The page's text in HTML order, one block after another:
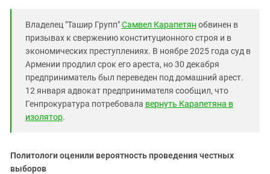
Владелец "Ташир Групп"Самвел Карапетян обвинен в
призывах к свержению конституционного строя и в
экономических преступлениях. В ноябре 2025 года суд в
Армении продлил срок его ареста, но 30 декабря
предприниматель был переведен под домашний арест.
12 января адвокат предпринимателя сообщил, что
Генпрокуратура потребовала вернуть Карапетяна в
изолятор.
Политологи оценили вероятность проведения честных
выборов